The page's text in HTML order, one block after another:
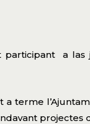
participant a las
terme
projectes